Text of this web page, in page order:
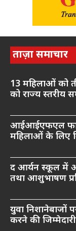
ताज़ा समाचार
13 महिलाओं को
को राज्य स्तरीय
आईआईएफएल
महिलाओं के लिए
द आर्यन स्कूल में
तथा आशुभाषण
युवा निशानेबाजों
करने की